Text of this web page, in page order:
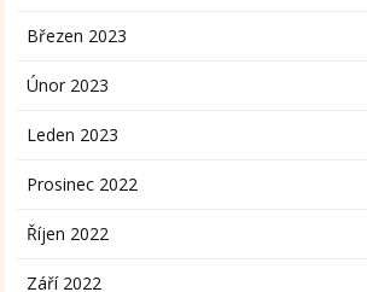
Březen 2023
Únor 2023
Leden 2023
Prosinec 2022
Říjen 2022
Září 2022